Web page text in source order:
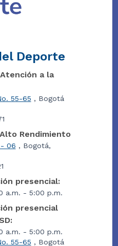
Deporte
a la
55-65 , Bogotá
Rendimiento
- 06 , Bogotá,
presencial:
a.m. - 5:00 p.m.
presencial
a.m. - 5:00 p.m.
55-65 , Bogotá